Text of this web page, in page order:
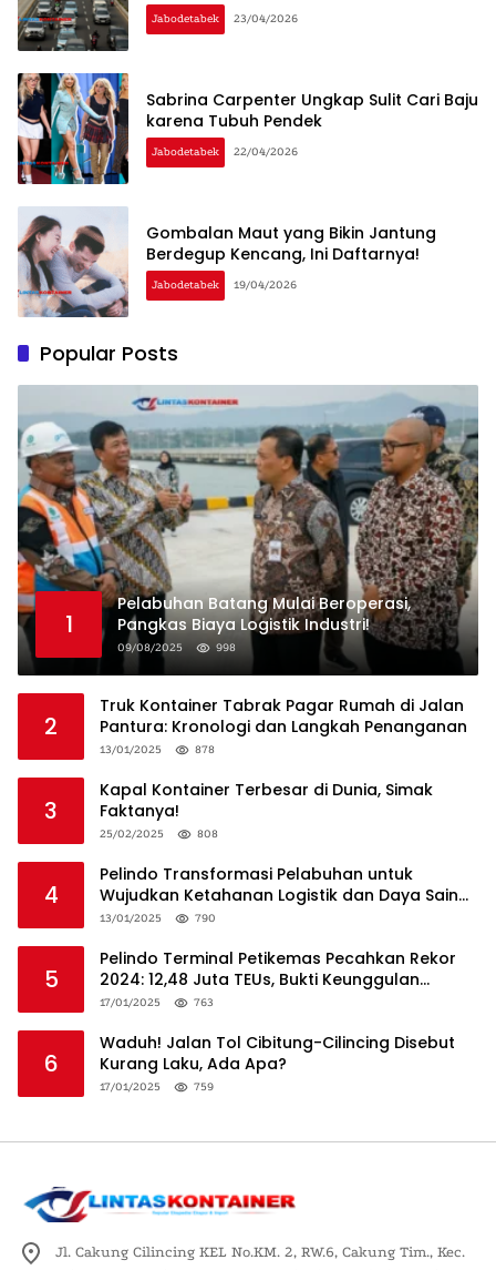
Jabodetabek 23/04/2026
Sabrina Carpenter Ungkap Sulit Cari Baju
karena Tubuh Pendek
Jabodetabek 22/04/2026
Gombalan Maut yang Bikin Jantung
Berdegup Kencang, Ini Daftarnya!
Jabodetabek 19/04/2026
Popular Posts
1
Pelabuhan Batang Mulai Beroperasi,
Pangkas Biaya Logistik Industri!
09/08/2025 998
2
Truk Kontainer Tabrak Pagar Rumah di Jalan
Pantura: Kronologi dan Langkah Penanganan
13/01/2025 878
3
Kapal Kontainer Terbesar di Dunia, Simak
Faktanya!
25/02/2025 808
4
Pelindo Transformasi Pelabuhan untuk
Wujudkan Ketahanan Logistik dan Daya Saing
Global
13/01/2025 790
5
Pelindo Terminal Petikemas Pecahkan Rekor
2024: 12,48 Juta TEUs, Bukti Keunggulan
Logistik Nasional
17/01/2025 763
6
Waduh! Jalan Tol Cibitung-Cilincing Disebut
Kurang Laku, Ada Apa?
17/01/2025 759
Jl. Cakung Cilincing KEL No.KM. 2, RW.6, Cakung Tim., Kec.